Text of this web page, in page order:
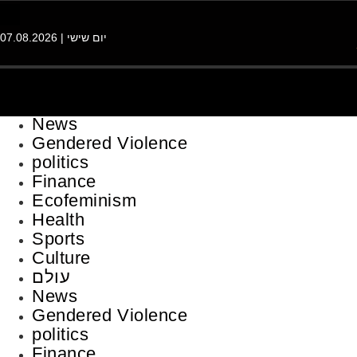
יום שישי | 07.08.2026
News
Gendered Violence
politics
Finance
Ecofeminism
Health
Sports
Culture
עולם
News
Gendered Violence
politics